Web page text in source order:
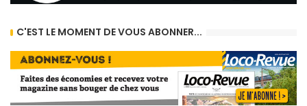
C'EST LE MOMENT DE VOUS ABONNER...